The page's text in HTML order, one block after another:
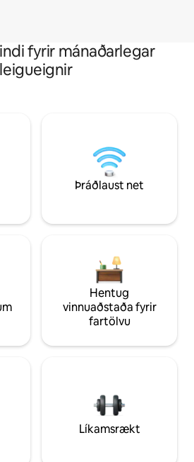
fyrir mánaðarlegar
leigueignir
Þráðlaust net
Hentug
vinnuaðstaða fyrir
fartölvu
Líkamsrækt